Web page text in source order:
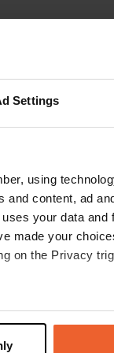
Settings
using
content, ad
your data and
made your
on the Privacy
to within
Vroeger
die alles
die erg
er iets
maar
in te